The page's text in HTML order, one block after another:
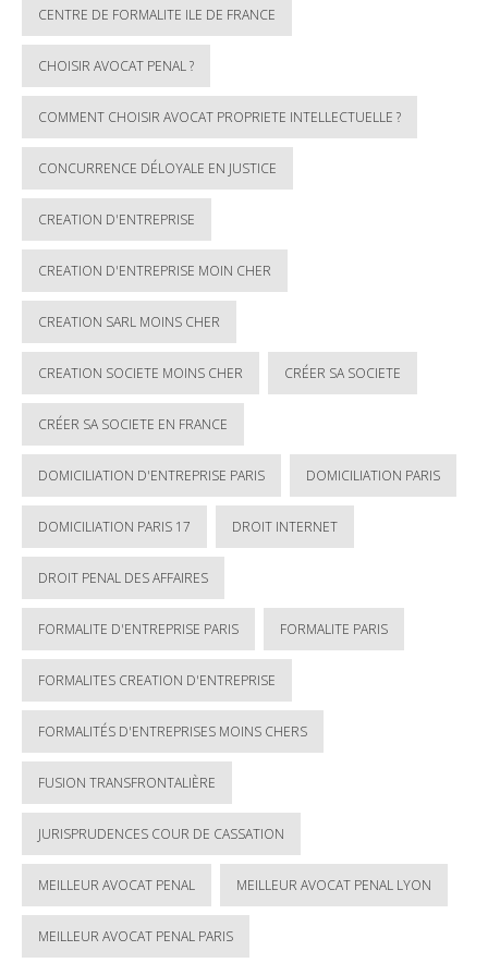
CENTRE DE FORMALITE ILE DE FRANCE
CHOISIR AVOCAT PENAL ?
COMMENT CHOISIR AVOCAT PROPRIETE INTELLECTUELLE ?
CONCURRENCE DÉLOYALE EN JUSTICE
CREATION D'ENTREPRISE
CREATION D'ENTREPRISE MOIN CHER
CREATION SARL MOINS CHER
CREATION SOCIETE MOINS CHER CRÉER SA SOCIETE
CRÉER SA SOCIETE EN FRANCE
DOMICILIATION D'ENTREPRISE PARIS DOMICILIATION PARIS
DOMICILIATION PARIS 17 DROIT INTERNET
DROIT PENAL DES AFFAIRES
FORMALITE D'ENTREPRISE PARIS FORMALITE PARIS
FORMALITES CREATION D'ENTREPRISE
FORMALITÉS D'ENTREPRISES MOINS CHERS
FUSION TRANSFRONTALIÈRE
JURISPRUDENCES COUR DE CASSATION
MEILLEUR AVOCAT PENAL MEILLEUR AVOCAT PENAL LYON
MEILLEUR AVOCAT PENAL PARIS